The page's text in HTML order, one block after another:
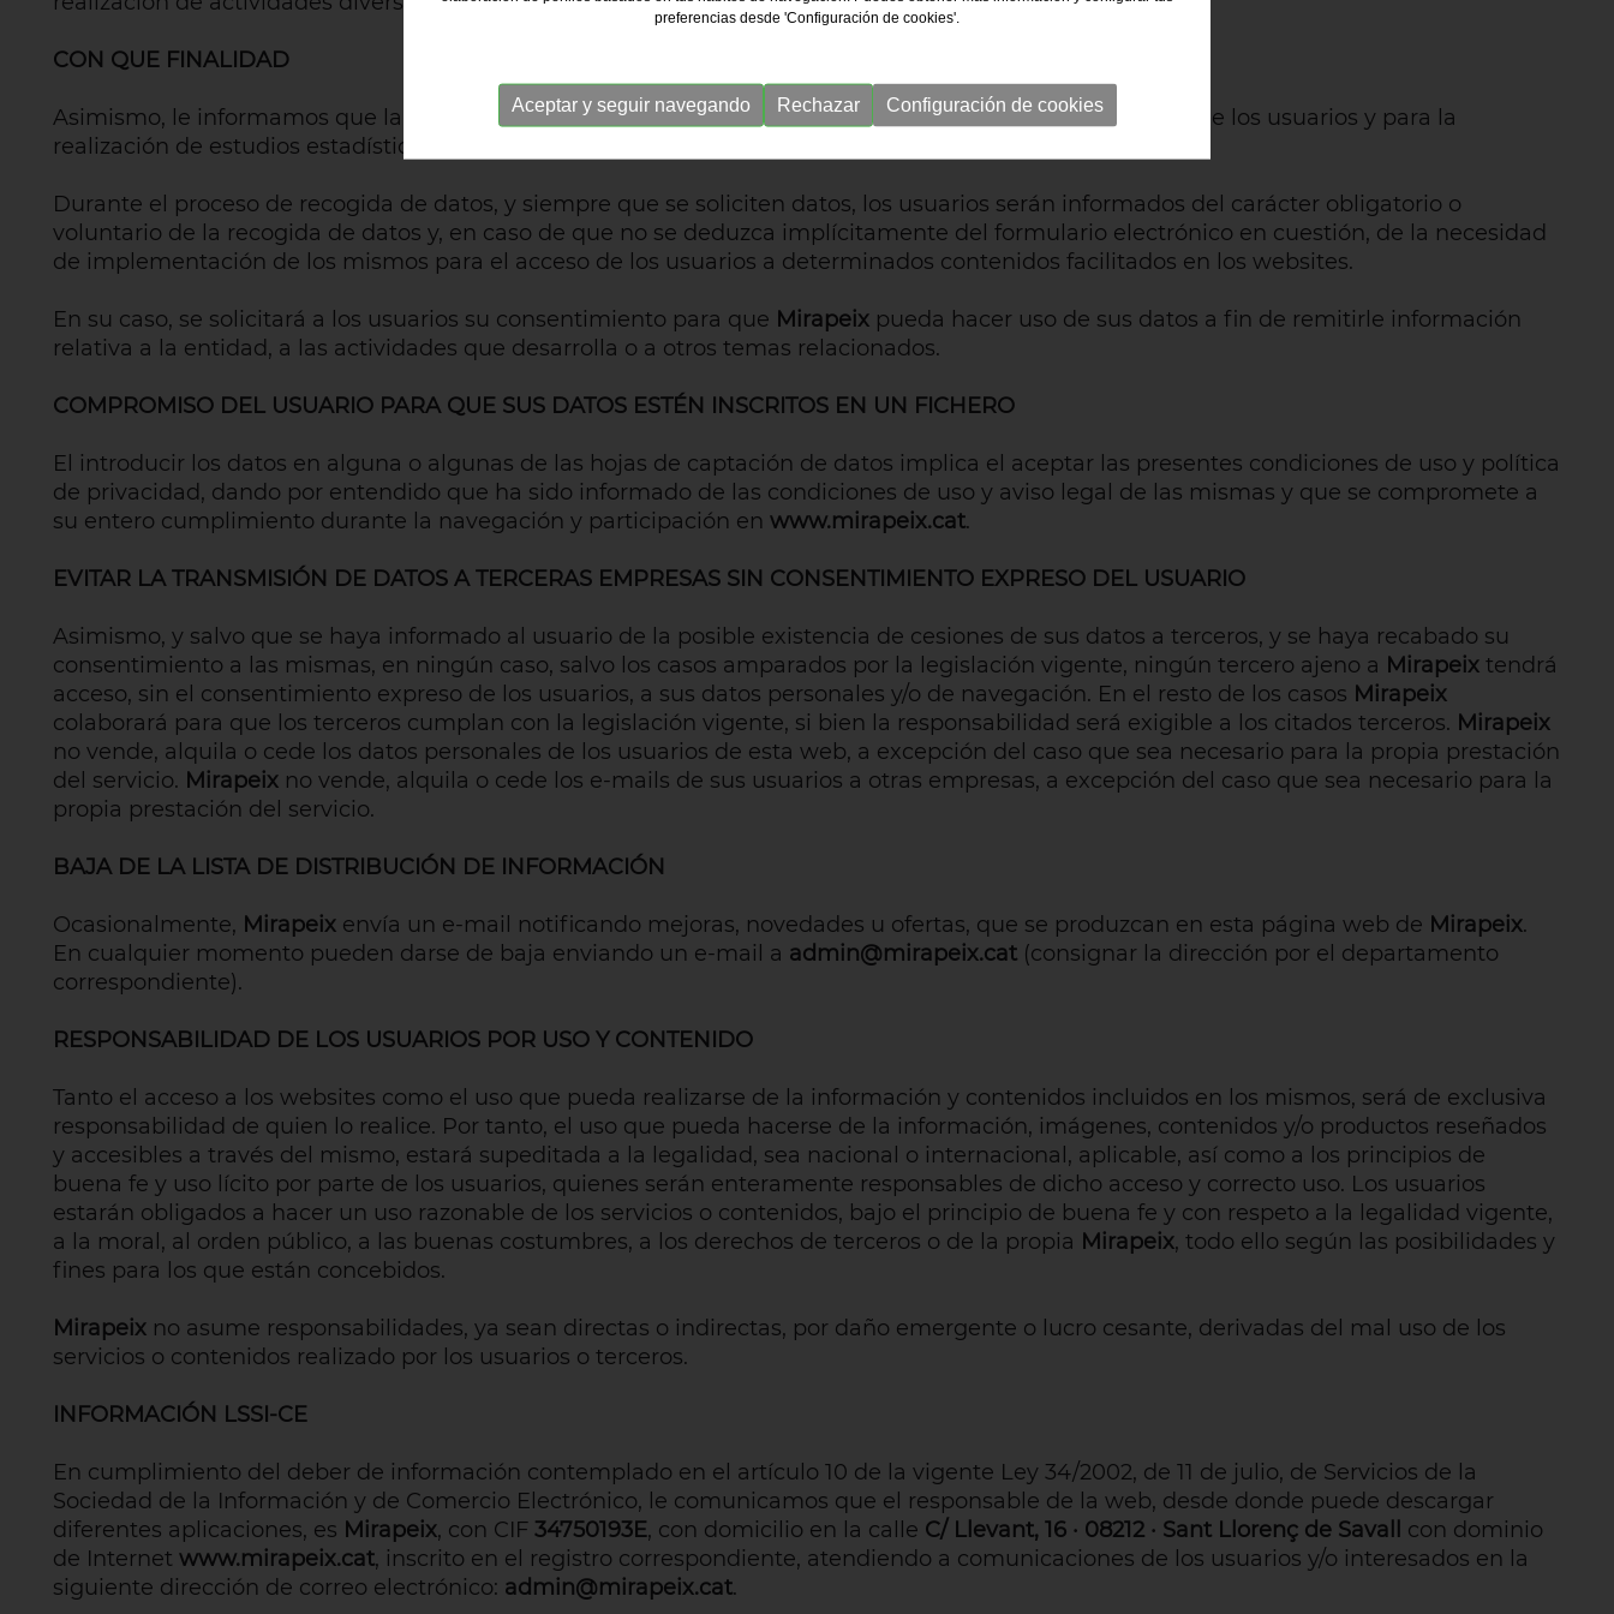
CON QUE FINALIDAD
Asimismo, le informamos que la información de las bases de datos podrá ser usada para la identificación de los usuarios y para la
realización de estudios estadísticos de los usuarios registrados.
Durante el proceso de recogida de datos, y siempre que se soliciten datos, los usuarios serán informados del carácter obligatorio o
voluntario de la recogida de datos y, en caso de que no se deduzca implícitamente del formulario electrónico en cuestión, de la necesidad
de implementación de los mismos para el acceso de los usuarios a determinados contenidos facilitados en los websites.
En su caso, se solicitará a los usuarios su consentimiento para que Mirapeix pueda hacer uso de sus datos a fin de remitirle información
relativa a la entidad, a las actividades que desarrolla o a otros temas relacionados.
COMPROMISO DEL USUARIO PARA QUE SUS DATOS ESTÉN INSCRITOS EN UN FICHERO
El introducir los datos en alguna o algunas de las hojas de captación de datos implica el aceptar las presentes condiciones de uso y política
de privacidad, dando por entendido que ha sido informado de las condiciones de uso y aviso legal de las mismas y que se compromete a
su entero cumplimiento durante la navegación y participación enwww.mirapeix.cat.
EVITAR LA TRANSMISIÓN DE DATOS A TERCERAS EMPRESAS SIN CONSENTIMIENTO EXPRESO DEL USUARIO
Asimismo, y salvo que se haya informado al usuario de la posible existencia de cesiones de sus datos a terceros, y se haya recabado su
consentimiento a las mismas, en ningún caso, salvo los casos amparados por la legislación vigente, ningún tercero ajeno a Mirapeix tendrá
acceso, sin el consentimiento expreso de los usuarios, a sus datos personales y/o de navegación. En el resto de los casos Mirapeix
colaborará para que los terceros cumplan con la legislación vigente, si bien la responsabilidad será exigible a los citados terceros. Mirapeix
no vende, alquila o cede los datos personales de los usuarios de esta web, a excepción del caso que sea necesario para la propia prestación
del servicio. Mirapeix no vende, alquila o cede los e-mails de sus usuarios a otras empresas, a excepción del caso que sea necesario para la
propia prestación del servicio.
BAJA DE LA LISTA DE DISTRIBUCIÓN DE INFORMACIÓN
Ocasionalmente, Mirapeix envía un e-mail notificando mejoras, novedades u ofertas, que se produzcan en esta página web de Mirapeix.
En cualquier momento pueden darse de baja enviando un e-mail a admin@mirapeix.cat (consignar la dirección por el departamento
correspondiente).
RESPONSABILIDAD DE LOS USUARIOS POR USO Y CONTENIDO
Tanto el acceso a los websites como el uso que pueda realizarse de la información y contenidos incluidos en los mismos, será de exclusiva
responsabilidad de quien lo realice. Por tanto, el uso que pueda hacerse de la información, imágenes, contenidos y/o productos reseñados
y accesibles a través del mismo, estará supeditada a la legalidad, sea nacional o internacional, aplicable, así como a los principios de
buena fe y uso lícito por parte de los usuarios, quienes serán enteramente responsables de dicho acceso y correcto uso. Los usuarios
estarán obligados a hacer un uso razonable de los servicios o contenidos, bajo el principio de buena fe y con respeto a la legalidad vigente,
a la moral, al orden público, a las buenas costumbres, a los derechos de terceros o de la propia Mirapeix, todo ello según las posibilidades y
fines para los que están concebidos.
Mirapeix no asume responsabilidades, ya sean directas o indirectas, por daño emergente o lucro cesante, derivadas del mal uso de los
servicios o contenidos realizado por los usuarios o terceros.
INFORMACIÓN LSSI-CE
En cumplimiento del deber de información contemplado en el artículo 10 de la vigente Ley 34/2002, de 11 de julio, de Servicios de la
Sociedad de la Información y de Comercio Electrónico, le comunicamos que el responsable de la web, desde donde puede descargar
diferentes aplicaciones, es Mirapeix, con CIF34750193E, con domicilio en la calle C/ Llevant, 16 · 08212 · Sant Llorenç de Savall
con dominio
de Internetwww.mirapeix.cat, inscrito en el registro correspondiente, atendiendo a comunicaciones de los usuarios y/o interesados en la
siguiente dirección de correo electrónico: admin@mirapeix.cat.
preferencias desde 'Configuración de cookies'.
Aceptar y seguir navegando Rechazar Configuración de cookies